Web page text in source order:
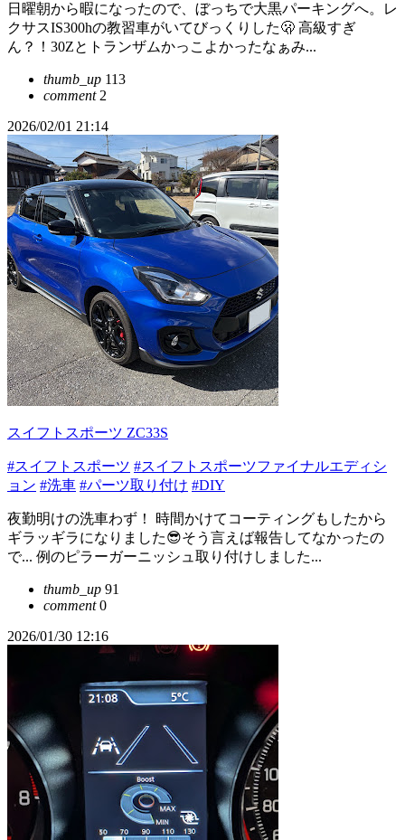
日曜朝から暇になったので、ぼっちで大黒パーキングへ。レ
クサスIS300hの教習車がいてびっくりした🫢 高級すぎ
ん？！30Zとトランザムかっこよかったなぁみ...
thumb_up 113
comment2
2026/02/01 21:14
スイフトスポーツ ZC33S
#スイフトスポーツ #スイフトスポーツファイナルエディシ
ョン #洗車 #パーツ取り付け #DIY
夜勤明けの洗車わず！ 時間かけてコーティングもしたから
ギラッギラになりました😎そう言えば報告してなかったの
で... 例のピラーガーニッシュ取り付けしました...
thumb_up 91
comment0
2026/01/30 12:16